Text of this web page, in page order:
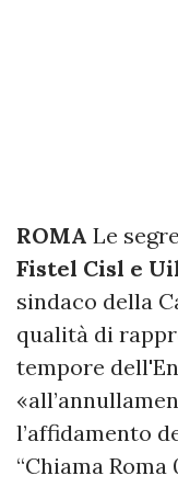
ROMA Le
Fistel Cisl e
sindaco della
qualità di
tempore
l’affidamento
“Chiama Roma